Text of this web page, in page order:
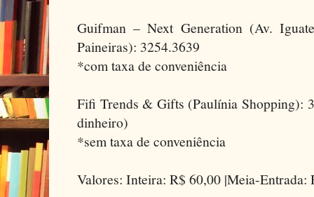
Guifman – Next Generation (Av.
Paineiras): 3254.3639
*com taxa de conveniência
Fifi Trends & Gifts (Paulínia Shopping):
dinheiro)
*sem taxa de conveniência
Valores: Inteira: R$ 60,00 |Meia-Entrada: